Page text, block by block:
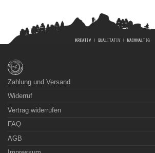
Zahlung und Versand
Widerruf
Vertrag widerrufen
FAQ
AGB